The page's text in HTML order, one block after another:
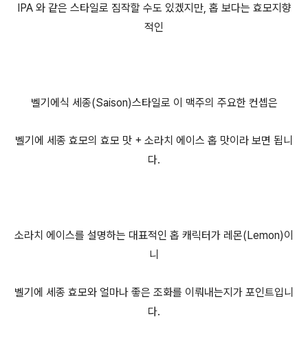
IPA 와 같은 스타일로 짐작할 수도 있겠지만, 홉 보다는 효모지향
적인
벨기에식 세종(Saison)스타일로 이 맥주의 주요한 컨셉은
벨기에 세종 효모의 효모 맛 + 소라치 에이스 홉 맛이라 보면 됩니
다.
소라치 에이스를 설명하는 대표적인 홉 캐릭터가 레몬(Lemon)이
니
벨기에 세종 효모와 얼마나 좋은 조화를 이뤄내는지가 포인트입니
다.